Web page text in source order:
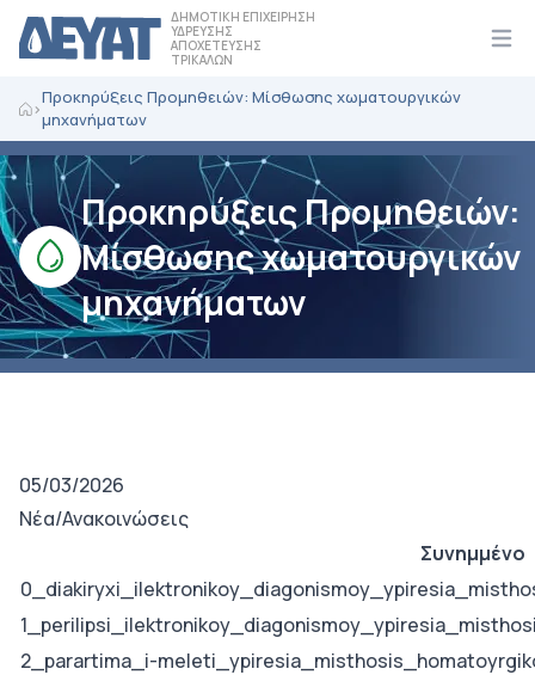
ΔΗΜΟΤΙΚΗ ΕΠΙΧΕΙΡΗΣΗ
ΥΔΡΕΥΣΗΣ
ΑΠΟΧΕΤΕΥΣΗΣ
ΤΡΙΚΑΛΩΝ
>
Προκηρύξεις Προμηθειών: Μίσθωσης χωματουργικών
μηχανήματων
Προκηρύξεις Προμηθειών:
Μίσθωσης χωματουργικών
μηχανήματων
05/03/2026
Νέα/Ανακοινώσεις
Συνημμένο
2_parartima_i-